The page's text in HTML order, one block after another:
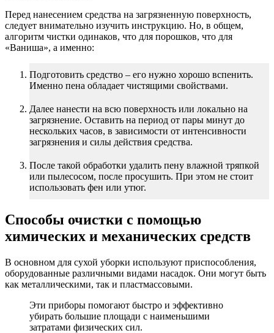
Перед нанесением средства на загрязненную поверхность,
следует внимательно изучить инструкцию. Но, в общем,
алгоритм чистки одинаков, что для порошков, что для
«Ваниша», а именно:
Подготовить средство – его нужно хорошо вспенить.
Именно пена обладает чистящими свойствами.
Далее нанести на всю поверхность или локально на
загрязнение. Оставить на период от пары минут до
нескольких часов, в зависимости от интенсивности
загрязнения и силы действия средства.
После такой обработки удалить пену влажной тряпкой
или пылесосом, после просушить. При этом не стоит
использовать фен или утюг.
Способы очистки с помощью
химических и механических средств
В основном для сухой уборки используют приспособления,
оборудованные различными видами насадок. Они могут быть
как металлическими, так и пластмассовыми.
Эти приборы помогают быстро и эффективно
убирать большие площади с наименьшими
затратами физических сил.